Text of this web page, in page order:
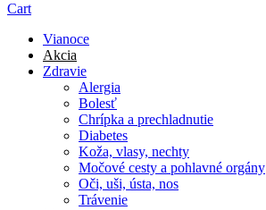
Cart
Vianoce
Akcia
Zdravie
Alergia
Bolesť
Chrípka a prechladnutie
Diabetes
Koža, vlasy, nechty
Močové cesty a pohlavné orgány
Oči, uši, ústa, nos
Trávenie